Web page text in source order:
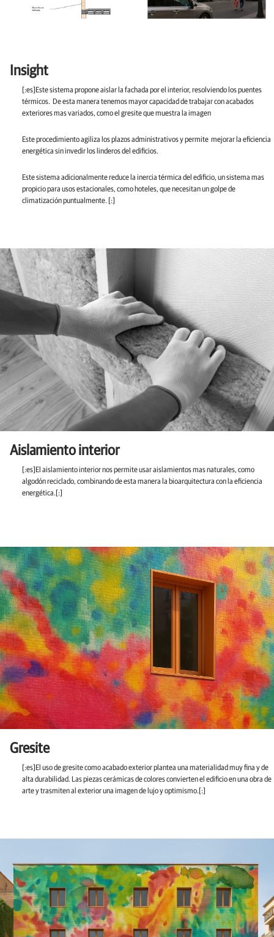
Insight
[:es]Este sistema propone aislar la fachada por el interior, resolviendo los puentes
térmicos. De esta manera tenemos mayor capacidad de trabajar con acabados
exteriores mas variados, como el gresite que muestra la imagen
Este procedimiento agiliza los plazos administrativos y permite mejorar la eficiencia
energética sin invedir los linderos del edificios.
Este sistema adicionalmente reduce la inercia térmica del edificio, un sistema mas
propicio para usos estacionales, como hoteles, que necesitan un golpe de
climatización puntualmente. [:]
Aislamiento interior
[:es]El aislamiento interior nos permite usar aislamientos mas naturales, como
algodón reciclado, combinando de esta manera la bioarquitectura con la eficiencia
energética.[:]
Gresite
[:es]El uso de gresite como acabado exterior plantea una materialidad muy fina y de
alta durabilidad. Las piezas cerámicas de colores convierten el edificio en una obra de
arte y trasmiten al exterior una imagen de lujo y optimismo.[:]